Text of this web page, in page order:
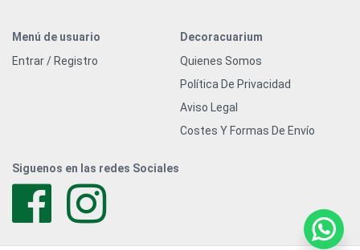
Menú de usuario
Entrar / Registro
Decoracuarium
Quienes Somos
Política De Privacidad
Aviso Legal
Costes Y Formas De Envío
Siguenos en las redes Sociales